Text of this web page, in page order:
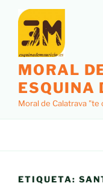
contenido
MORAL
ESQUINA
Moral de Calatrava "te
ETIQUETA: